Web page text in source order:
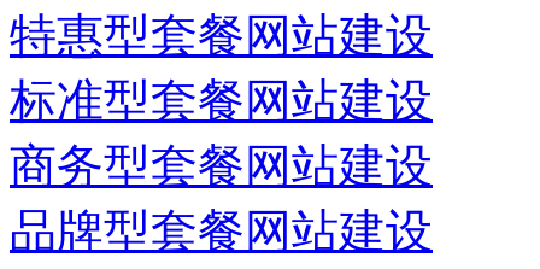
特惠型套餐网站建设
标准型套餐网站建设
商务型套餐网站建设
品牌型套餐网站建设